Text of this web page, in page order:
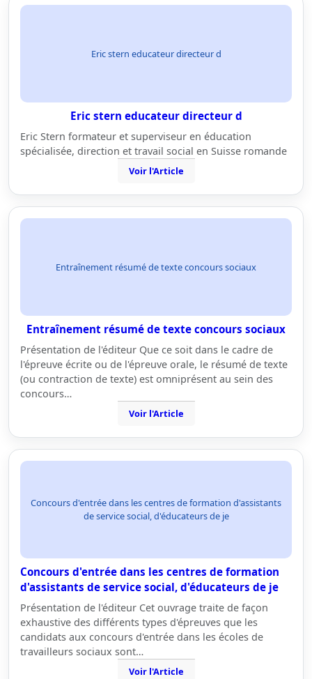
Eric stern educateur directeur d
Eric stern educateur directeur d
Eric Stern formateur et superviseur en éducation
spécialisée, direction et travail social en Suisse romande
Voir l'Article
Entraînement résumé de texte concours sociaux
Entraînement résumé de texte concours sociaux
Présentation de l'éditeur Que ce soit dans le cadre de
l'épreuve écrite ou de l'épreuve orale, le résumé de texte
(ou contraction de texte) est omniprésent au sein des
concours…
Voir l'Article
Concours d'entrée dans les centres de formation d'assistants
de service social, d'éducateurs de je
Concours d'entrée dans les centres de formation
d'assistants de service social, d'éducateurs de je
Présentation de l'éditeur Cet ouvrage traite de façon
exhaustive des différents types d'épreuves que les
candidats aux concours d'entrée dans les écoles de
travailleurs sociaux sont…
Voir l'Article